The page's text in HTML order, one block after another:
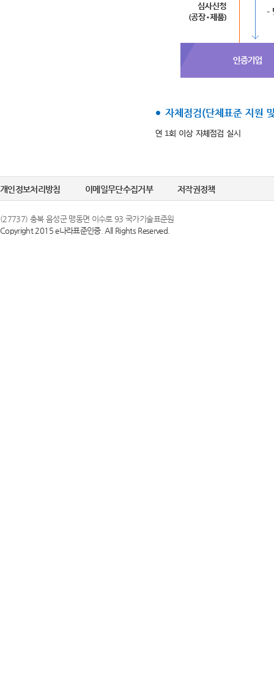
개인정보처리방침 이메일무단수집거부 저작권정책
(27737) 충북 음성군 맹동면 이수로 93 국가기술표준원
Copyright 2015 e나라표준인증. All Rights Reserved.